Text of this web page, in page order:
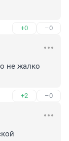
+0 –0
не жалко
+2 –0